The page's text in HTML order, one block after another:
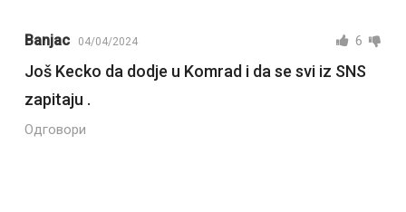
Banjac 04/04/2024 6
Još Kecko da dodje u Komrad i da se svi iz SNS
zapitaju .
Одговори